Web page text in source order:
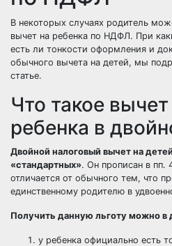
В некоторых случаях родитель
вычет на ребенка по НДФЛ. При
есть ли тонкости оформления и
обычного вычета на детей, мы
статье.
Что такое
ребенка в
Двойной налоговый вычет на
«стандартных». Он прописан в пп.
отличается от обычного тем, что
единственному родителю в
Получить данную льготу можно в
у ребенка официально есть